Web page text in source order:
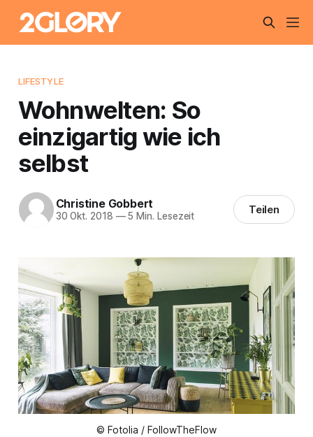
LIFESTYLE
Wohnwelten: So
einzigartig wie ich
selbst
Christine Gobbert
30 Okt. 2018 —5 Min. Lesezeit Teilen
© Fotolia / FollowTheFlow